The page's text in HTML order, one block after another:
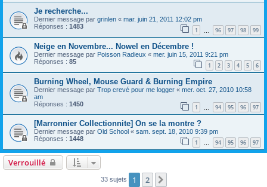
Je recherche...
Dernier message par grinlen « mar. juin 21, 2011 12:02 pm
Réponses : 1483 1 96 97 98 99
Neige en Novembre... Nowel en Décembre !
Dernier message par Poisson Radieux « mer. juin 15, 2011 9:21 pm
Réponses : 85 1 2 3 4 5 6
Burning Wheel, Mouse Guard & Burning Empire
Dernier message par Trop crevé pour me logger « mer. oct. 27, 2010 10:58
am
Réponses : 1450 1 94 95 96 97
[Marronnier Collectionnite] On se la montre ?
Dernier message par Old School « sam. sept. 18, 2010 9:39 pm
Réponses : 1448 1 … 94 95 96 97
Verrouillé
33 sujets 1 2